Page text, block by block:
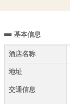
基本信息
酒店名称
地址
交通信息